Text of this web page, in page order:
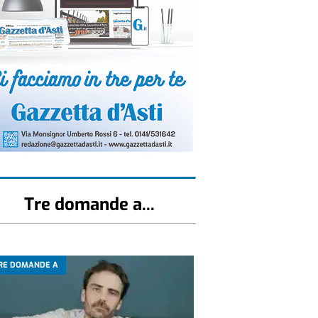
Tre domande a...
DOMANDE A